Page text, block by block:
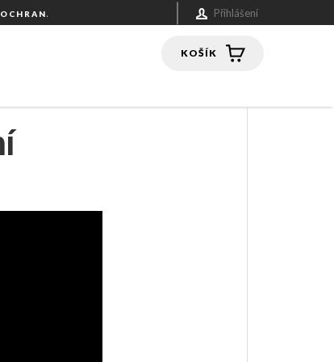
OCHRANA OSOBNÍCH ÚDAJŮ Přihlášení
NÁKUPNÍ